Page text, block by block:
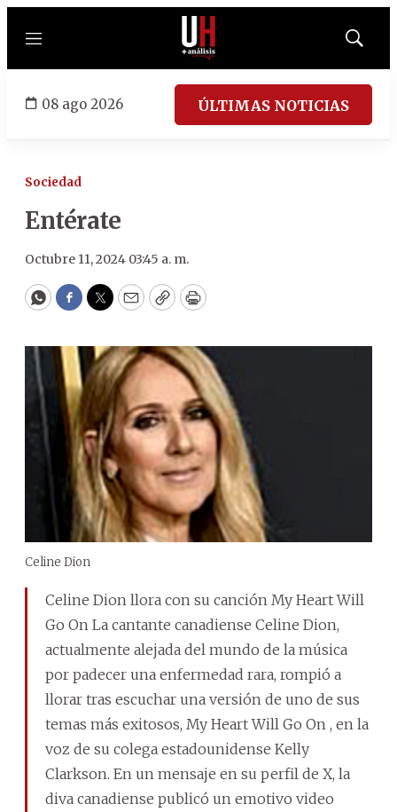
Menú
Mostrar
08 ago 2026 ÚLTIMAS NOTICIAS
Sociedad
Entérate
Octubre 11, 2024 03:45 a. m.
WhatsApp
Facebook
Twitter
EmailCopyPrint
Celine Dion
Celine Dion llora con su canción My Heart Will
Go On La cantante canadiense Celine Dion,
actualmente alejada del mundo de la música
por padecer una enfermedad rara, rompió a
llorar tras escuchar una versión de uno de sus
temas más exitosos, My Heart Will Go On , en la
voz de su colega estadounidense Kelly
Clarkson. En un mensaje en su perfil de X, la
diva canadiense publicó un emotivo video